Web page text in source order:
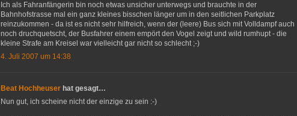
Ich als Fahranfängerin bin noch etwas unsicher unterwegs und brauchte in der
Bahnhofstrasse mal ein ganz kleines bisschen länger um in den seitlichen Parkplatz
reinzukommen - da ist es nicht sehr hilfreich, wenn der (leere) Bus sich mit Volldampf auch
noch druchquetscht, der Busfahrer einem empört den Vogel zeigt und wild rumhupt - die
kleine Strafe am Kreisel war vielleicht gar nicht so schlecht ;-)
4. Juli 2007 um 14:38
Beat Hochheuser hat gesagt…
Nun gut, ich scheine nicht der einzige zu sein :-)